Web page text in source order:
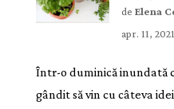
deElena
apr. 11, 2021
Într-o duminică inundată
gândit să vin cu câteva